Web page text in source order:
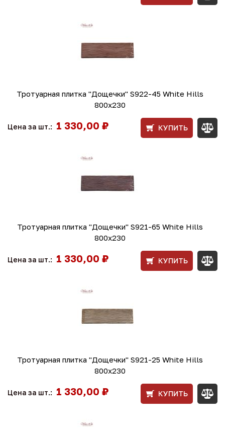
Тротуарная плитка "Дощечки" S922-45 White Hills
800х230
Цена за шт.: 1 330,00 ₽ КУПИТЬ
Тротуарная плитка "Дощечки" S921-65 White Hills
800х230
Цена за шт.: 1 330,00 ₽ КУПИТЬ
Тротуарная плитка "Дощечки" S921-25 White Hills
800х230
Цена за шт.: 1 330,00 ₽ КУПИТЬ